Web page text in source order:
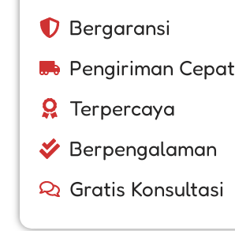
Bergaransi
Pengiriman Cepat
Terpercaya
Berpengalaman
Gratis Konsultasi